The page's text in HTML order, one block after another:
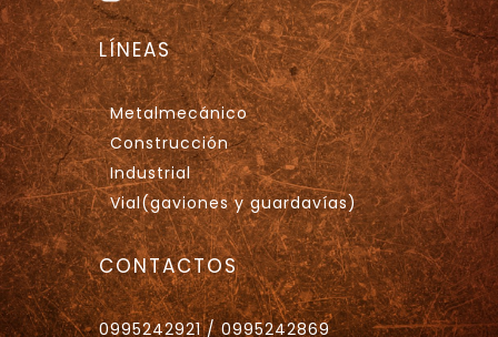
LÍNEAS
Metalmecánico
Construcción
Industrial
Vial(gaviones y guardavías)
CONTACTOS
0995242921 / 0995242869